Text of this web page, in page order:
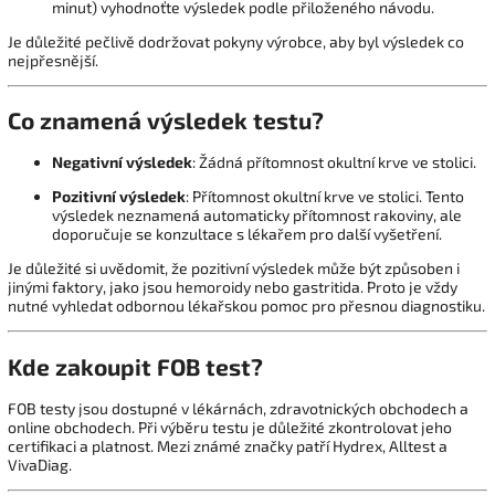
minut) vyhodnoťte výsledek podle přiloženého návodu.
Je důležité pečlivě dodržovat pokyny výrobce, aby byl výsledek co
nejpřesnější.
Co znamená výsledek testu?
Negativní výsledek:Žádná přítomnost okultní krve ve stolici.
Pozitivní výsledek: Přítomnost okultní krve ve stolici.Tento
výsledek neznamená automaticky přítomnost rakoviny, ale
doporučuje se konzultace s lékařem pro další vyšetření.
Je důležité si uvědomit, že pozitivní výsledek může být způsoben i
jinými faktory, jako jsou hemoroidy nebo gastritida. Proto je vždy
nutné vyhledat odbornou lékařskou pomoc pro přesnou diagnostiku.
Kde zakoupit FOB test?
FOB testy jsou dostupné v lékárnách, zdravotnických obchodech a
online obchodech. Při výběru testu je důležité zkontrolovat jeho
certifikaci a platnost. Mezi známé značky patří Hydrex, Alltest a
VivaDiag.